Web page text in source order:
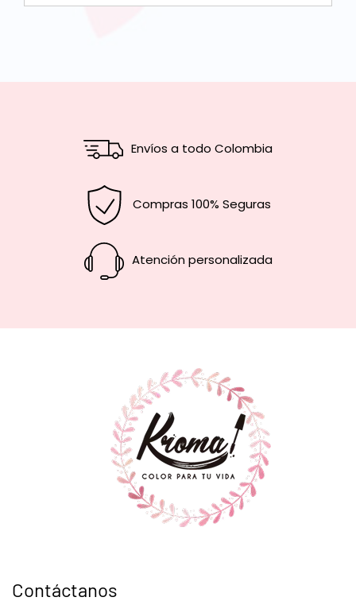
Envíos a todo Colombia
Compras 100% Seguras
Atención personalizada
Contáctanos